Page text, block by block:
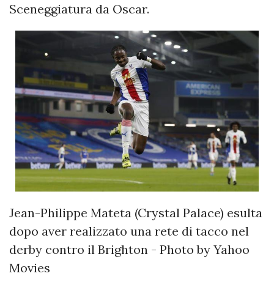
Sceneggiatura da Oscar.
Jean-Philippe Mateta (Crystal Palace) esulta
dopo aver realizzato una rete di tacco nel
derby contro il Brighton - Photo by Yahoo
Movies